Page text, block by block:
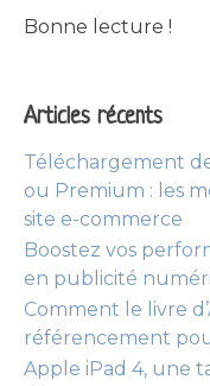
Bonne lecture !
Articles récents
Téléchargement
ou Premium : les
site e-commerce
Boostez vos
en publicité
Comment le livre
référencement
Apple iPad 4, une